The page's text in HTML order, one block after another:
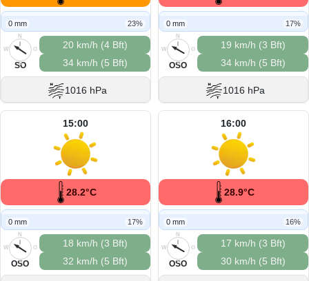
0 mm 23%
N
O
S
W
SO
20 km/h (4 Bft)
34 km/h (5 Bft)
1016 hPa
0 mm 17%
N
O
S
W
OSO
19 km/h (3 Bft)
34 km/h (5 Bft)
1016 hPa
15:00
28.2°C
0 mm 17%
N
O
S
W
OSO
18 km/h (3 Bft)
32 km/h (5 Bft)
16:00
28.9°C
0 mm 16%
N
O
S
W
OSO
17 km/h (3 Bft)
30 km/h (5 Bft)